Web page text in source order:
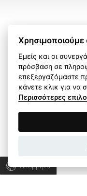
Απόρρητο
Ας
δικό σας
λύσεις που
Wapp development
Όροι
Εμείς και οι
πρόσβαση σε
επεξεργαζόμαστε
κάνετε κλικ για να
Περισσότερες